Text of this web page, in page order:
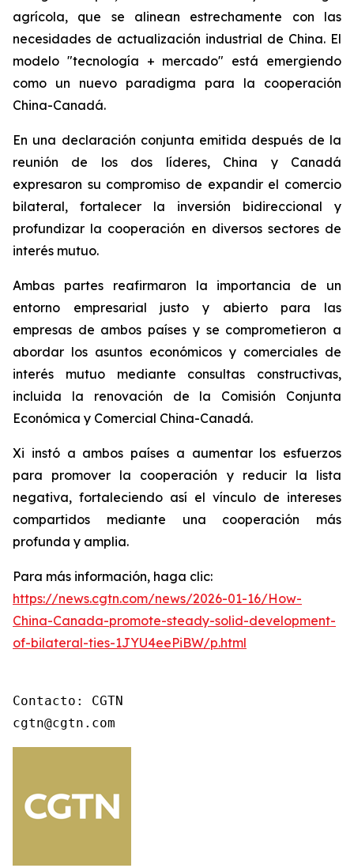
agrícola, que se alinean estrechamente con las
necesidades de actualización industrial de China. El
modelo "tecnología + mercado" está emergiendo
como un nuevo paradigma para la cooperación
China-Canadá.
En una declaración conjunta emitida después de la
reunión de los dos líderes, China y Canadá
expresaron su compromiso de expandir el comercio
bilateral, fortalecer la inversión bidireccional y
profundizar la cooperación en diversos sectores de
interés mutuo.
Ambas partes reafirmaron la importancia de un
entorno empresarial justo y abierto para las
empresas de ambos países y se comprometieron a
abordar los asuntos económicos y comerciales de
interés mutuo mediante consultas constructivas,
incluida la renovación de la Comisión Conjunta
Económica y Comercial China-Canadá.
Xi instó a ambos países a aumentar los esfuerzos
para promover la cooperación y reducir la lista
negativa, fortaleciendo así el vínculo de intereses
compartidos mediante una cooperación más
profunda y amplia.
Para más información, haga clic:
https://news.cgtn.com/news/2026-01-16/How-
China-Canada-promote-steady-solid-development-
of-bilateral-ties-1JYU4eePiBW/p.html
Contacto: CGTN
cgtn@cgtn.com